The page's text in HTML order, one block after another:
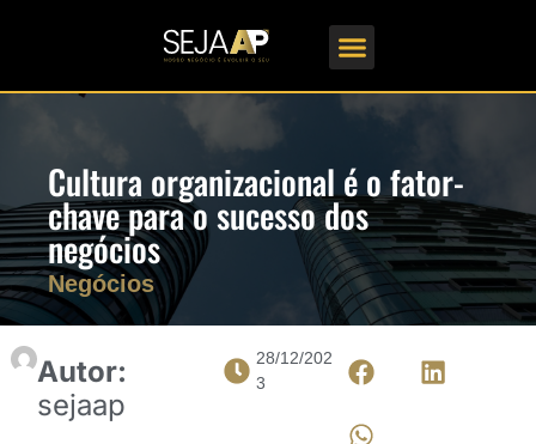
Cultura organizacional é o fator-
chave para o sucesso dos
negócios
Negócios
Autor:
sejaap
28/12/202
3